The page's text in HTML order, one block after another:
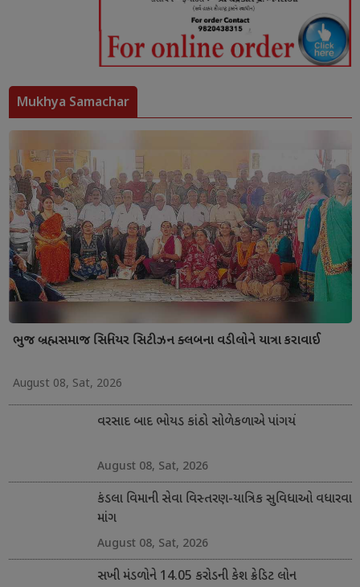
Mukhya Samachar
ભુજ બ્રહ્મસમાજ સિનિયર સિટીઝન ક્લબના વડીલોને યાત્રા કરાવાઈ
August 08, Sat, 2026
વરસાદ બાદ ભોયડ કાંઠો સોળેકળાએ પાંગર્યો
August 08, Sat, 2026
કંડલા વિમાની સેવા વિસ્તરણ-યાત્રિક સુવિધાઓ વધારવા
માંગ
August 08, Sat, 2026
સખી મંડળોને 14.05 કરોડની કેશ ક્રેડિટ લોન